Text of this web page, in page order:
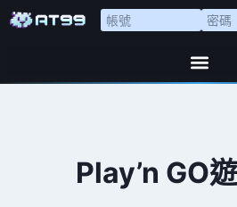
Play’n GO